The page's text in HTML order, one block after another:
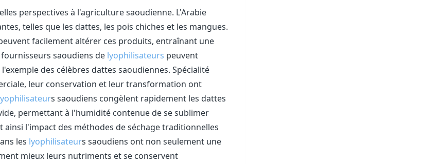
perspectives à l'agriculture saoudienne. L'Arabie
telles que les dattes, les pois chiches et les mangues.
facilement altérer ces produits, entraînant une
saoudiens de lyophilisateurs peuvent
des célèbres dattes saoudiennes. Spécialité
leur conservation et leur transformation ont
s saoudiens congèlent rapidement les dattes
permettant à l'humidité contenue de se sublimer
l'impact des méthodes de séchage traditionnelles
les lyophilisateurs saoudiens ont non seulement une
mieux leurs nutriments et se conservent